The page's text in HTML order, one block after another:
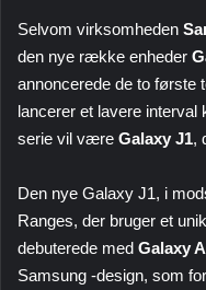
Selvom virksomheden
den nye række enheder
annoncerede de to første
lancerer et lavere interval
serie vil være Galaxy J1,
Den nye Galaxy J1, i
Ranges, der bruger et
debuterede med Galaxy
Samsung -design, som